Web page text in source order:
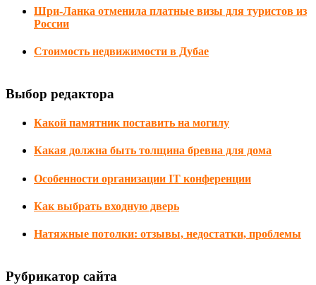
Шри-Ланка отменила платные визы для туристов из
России
Стоимость недвижимости в Дубае
Выбор редактора
Какой памятник поставить на могилу
Какая должна быть толщина бревна для дома
Особенности организации IT конференции
Как выбрать входную дверь
Натяжные потолки: отзывы, недостатки, проблемы
Рубрикатор сайта